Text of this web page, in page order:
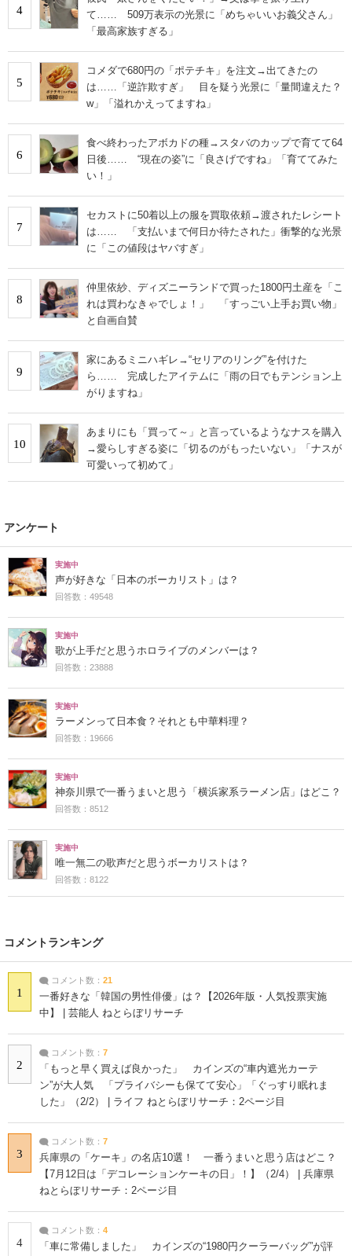
4
て…… 509万表示の光景に「めちゃいいお義父さん」
「最高家族すぎる」
5
コメダで680円の「ポテチキ」を注文→出てきたの
は……「逆詐欺すぎ」 目を疑う光景に「量間違えた？
w」「溢れかえってますね」
6
食べ終わったアボカドの種→スタバのカップで育てて64
日後…… “現在の姿”に「良さげですね」「育ててみた
い！」
7
セカストに50着以上の服を買取依頼→渡されたレシート
は…… 「支払いまで何日か待たされた」衝撃的な光景
に「この値段はヤバすぎ」
8
仲里依紗、ディズニーランドで買った1800円土産を「こ
れは買わなきゃでしょ！」 「すっごい上手お買い物」
と自画自賛
9
家にあるミニハギレ→“セリアのリング”を付けた
ら…… 完成したアイテムに「雨の日でもテンション上
がりますね」
10
あまりにも「買って～」と言っているようなナスを購入
→愛らしすぎる姿に「切るのがもったいない」「ナスが
可愛いって初めて」
アンケート
実施中
声が好きな「日本のボーカリスト」は？
回答数：49548
実施中
歌が上手だと思うホロライブのメンバーは？
回答数：23888
実施中
ラーメンって日本食？それとも中華料理？
回答数：19666
実施中
神奈川県で一番うまいと思う「横浜家系ラーメン店」はどこ？
回答数：8512
実施中
唯一無二の歌声だと思うボーカリストは？
回答数：8122
コメントランキング
1
コメント数： 21
一番好きな「韓国の男性俳優」は？【2026年版・人気投票実施
中】 | 芸能人 ねとらぼリサーチ
2
コメント数： 7
「もっと早く買えば良かった」 カインズの“車内遮光カーテ
ン”が大人気 「プライバシーも保てて安心」「ぐっすり眠れま
した」（2/2） | ライフ ねとらぼリサーチ：2ページ目
3
コメント数： 7
兵庫県の「ケーキ」の名店10選！ 一番うまいと思う店はどこ？
【7月12日は「デコレーションケーキの日」！】（2/4） | 兵庫県
ねとらぼリサーチ：2ページ目
4
コメント数： 4
「車に常備しました」 カインズの“1980円クーラーバッグ”が評